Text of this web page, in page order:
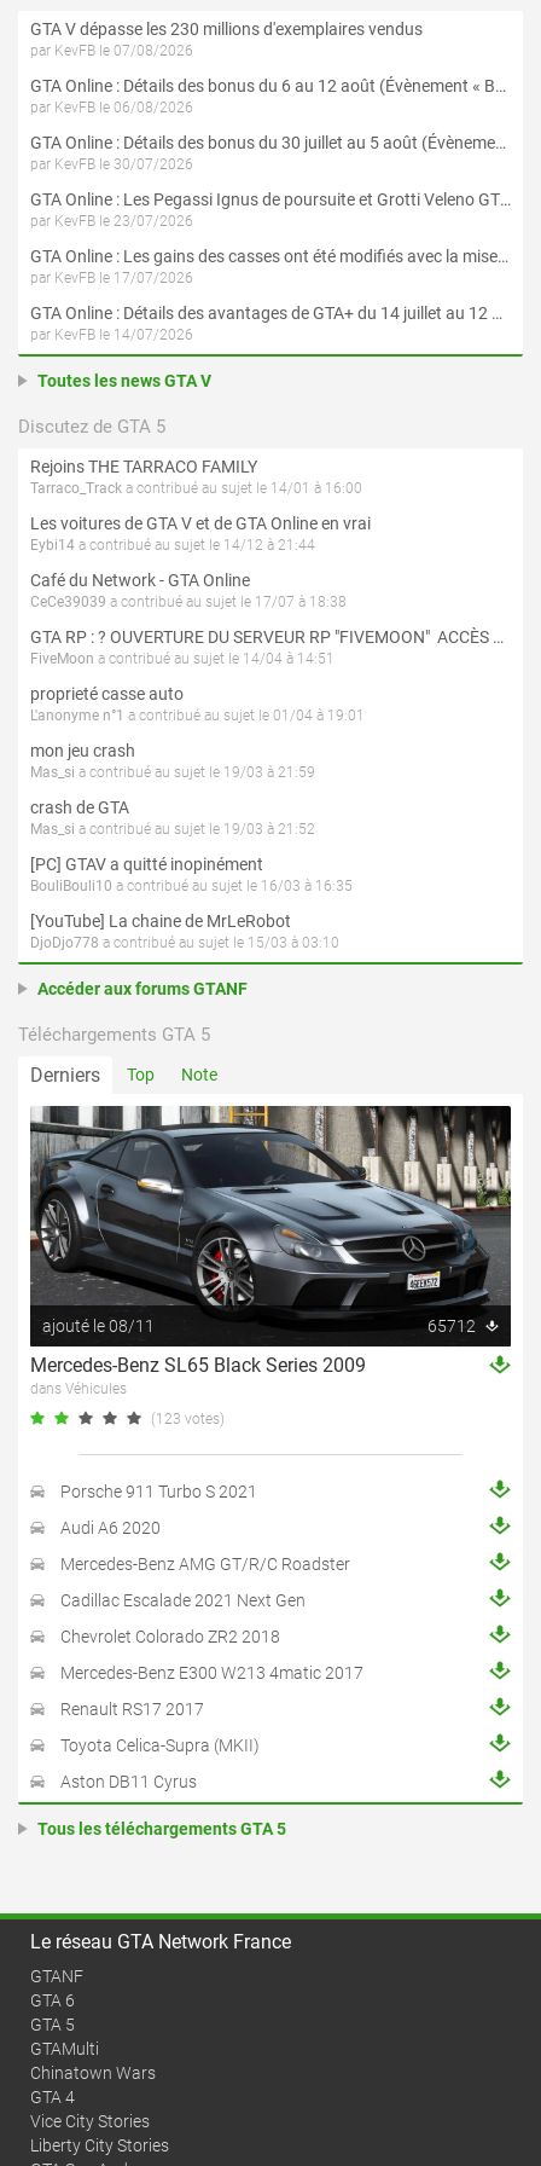
GTA V dépasse les 230 millions d'exemplaires vendus
par KevFB le 07/08/2026
GTA Online : Détails des bonus du 6 au 12 août (Évènement « Braquages de l'été » - Suite et fin)
par KevFB le 06/08/2026
GTA Online : Détails des bonus du 30 juillet au 5 août (Évènement « Braquages d'été »)
par KevFB le 30/07/2026
GTA Online : Les Pegassi Ignus de poursuite et Grotti Veleno GT sont maintenant disponibles
par KevFB le 23/07/2026
GTA Online : Les gains des casses ont été modifiés avec la mise à jour « Le Braquage du Kortz Center »
par KevFB le 17/07/2026
GTA Online : Détails des avantages de GTA+ du 14 juillet au 12 août
par KevFB le 14/07/2026
Toutes les news GTA V
Discutez de GTA 5
Rejoins THE TARRACO FAMILY
Tarraco_Track a contribué au sujet le 14/01 à 16:00
Les voitures de GTA V et de GTA Online en vrai
Eybi14 a contribué au sujet le 14/12 à 21:44
Café du Network - GTA Online
CeCe39039 a contribué au sujet le 17/07 à 18:38
GTA RP : ? OUVERTURE DU SERVEUR RP "FIVEMOON"  ACCÈS LIBRE ?
FiveMoon a contribué au sujet le 14/04 à 14:51
proprieté casse auto
L'anonyme n°1 a contribué au sujet le 01/04 à 19:01
mon jeu crash
Mas_si a contribué au sujet le 19/03 à 21:59
crash de GTA
Mas_si a contribué au sujet le 19/03 à 21:52
[PC] GTAV a quitté inopinément
BouliBouli10 a contribué au sujet le 16/03 à 16:35
[YouTube] La chaine de MrLeRobot
DjoDjo778 a contribué au sujet le 15/03 à 03:10
Accéder aux forums GTANF
Téléchargements GTA 5
Derniers Top Note
ajouté le 08/11 65712
Mercedes-Benz SL65 Black Series 2009
dans Véhicules
(123 votes)
Porsche 911 Turbo S 2021
Audi A6 2020
Mercedes-Benz AMG GT/R/C Roadster
Cadillac Escalade 2021 Next Gen
Chevrolet Colorado ZR2 2018
Mercedes-Benz E300 W213 4matic 2017
Renault RS17 2017
Toyota Celica-Supra (MKII)
Aston DB11 Cyrus
Tous les téléchargements GTA 5
Le réseau GTA Network France
GTANF
GTA 6
GTA 5
GTAMulti
Chinatown Wars
GTA 4
Vice City Stories
Liberty City Stories